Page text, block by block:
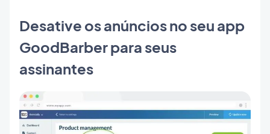
Desative os anúncios no seu app
GoodBarber para seus
assinantes